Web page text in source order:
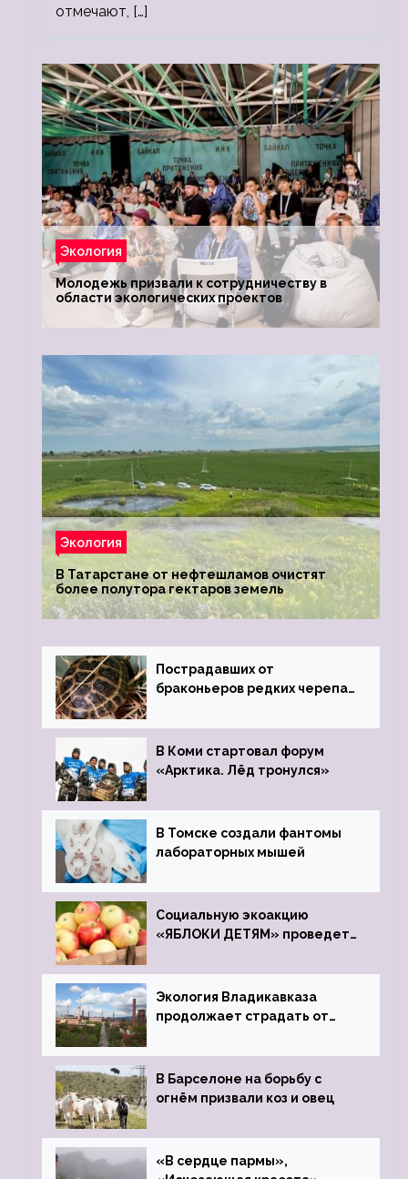
отмечают, […]
Экология
Молодежь призвали к сотрудничеству в
области экологических проектов
Экология
В Татарстане от нефтешламов очистят
более полутора гектаров земель
Пострадавших от
браконьеров редких черепах
зоопарк
В Коми стартовал форум
«Арктика. Лёд тронулся»
В Томске создали фантомы
лабораторных мышей
Социальную экоакцию
«ЯБЛОКИ ДЕТЯМ» проведет
Экология Владикавказа
продолжает страдать от
В Барселоне на борьбу с
огнём призвали коз и овец
«В сердце пармы»,